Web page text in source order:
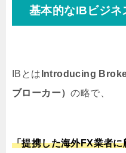
基本的なIBビジネ
IBとは Introducing
ブローカー）の略で、
「提携した海外FX業者に